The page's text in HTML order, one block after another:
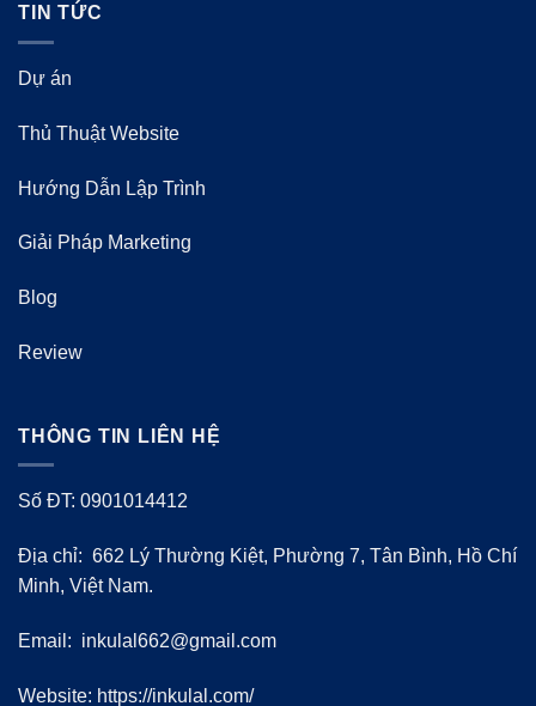
TIN TỨC
Dự án
Thủ Thuật Website
Hướng Dẫn Lập Trình
Giải Pháp Marketing
Blog
Review
THÔNG TIN LIÊN HỆ
Số ĐT: 0901014412
Địa chỉ: 662 Lý Thường Kiệt, Phường 7, Tân Bình, Hồ Chí
Minh, Việt Nam.
Email: inkulal662@gmail.com
Website: https://inkulal.com/